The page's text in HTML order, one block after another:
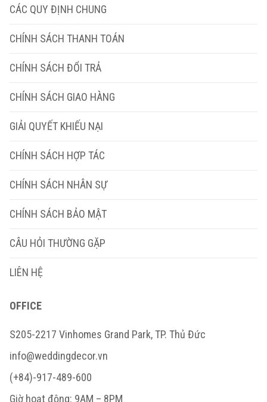
CÁC QUY ĐỊNH CHUNG
CHÍNH SÁCH THANH TOÁN
CHÍNH SÁCH ĐỔI TRẢ
CHÍNH SÁCH GIAO HÀNG
GIẢI QUYẾT KHIẾU NẠI
CHÍNH SÁCH HỢP TÁC
CHÍNH SÁCH NHÂN SỰ
CHÍNH SÁCH BẢO MẬT
CÂU HỎI THƯỜNG GẶP
LIÊN HỆ
OFFICE
S205-2217 Vinhomes Grand Park, TP. Thủ Đức
info@weddingdecor.vn
(+84)-917-489-600
Giờ hoạt động: 9AM – 8PM